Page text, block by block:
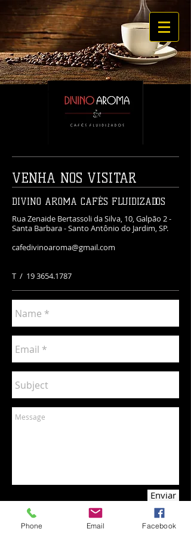
VENHA NOS VISITAR
DIVINO AROMA CAFÉS FLUIDIZADOS
Rua Zenaide Bertassoli da Silva, 10, Galpão 2 -
Santa Barbara - Santo Antônio do Jardim, SP.
cafedivinoaroma@gmail.com
T / 19 3654.1787
Enviar
Phone Email Facebook